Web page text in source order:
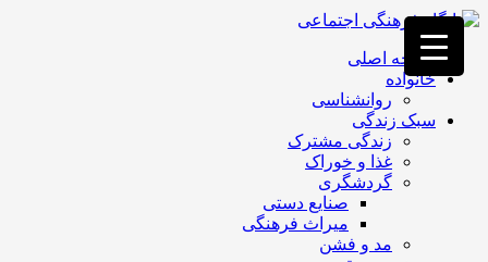
فصد
خون
غرب
تهران
خشکشویی
تصفیه
صفحه اصلی
خانواده
روانشناسی
سبک زندگی
زندگی مشترک
غذا و خوراک
گردشگری
صنایع دستی
میراث فرهنگی
مد و فشن